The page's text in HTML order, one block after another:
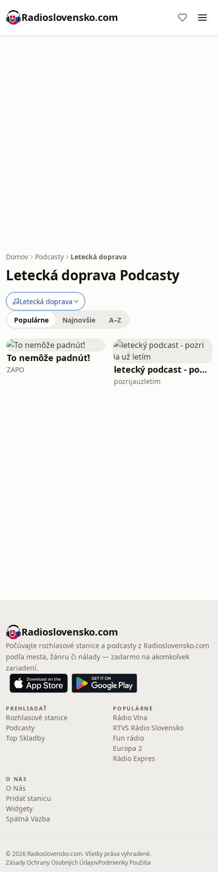
Radioslovensko.com
Domov Podcasty Letecká doprava
Letecká doprava Podcasty
Letecká doprava
Populárne Najnovšie A–Z
To nemôže padnúť!
ZAPO letecký podcast - pozri ja už letím
pozrijauzletim
Radioslovensko.com
Počúvajte rozhlasové stanice a podcasty z Radioslovensko.com
podľa mesta, žánru či nálady — zadarmo na akomkoľvek
zariadení.
PREHLIADAŤ
Rozhlasové stanice
Podcasty
Top Skladby
POPULÁRNE
Rádio Vlna
RTVS Rádio Slovensko
Fun rádio
Europa 2
Rádio Expres
O NÁS
O Nás
Pridať stanicu
Widgety
Spätná Väzba
© 2026 Radioslovensko.com. Všetky práva vyhradené.
Zásady Ochrany Osobných ÚdajovPodmienky Použitia